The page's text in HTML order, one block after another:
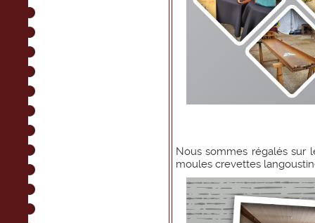
Nous sommes régalés sur
moules crevettes